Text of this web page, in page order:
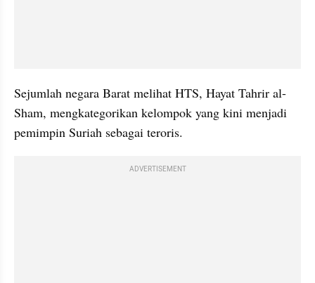
Sejumlah negara Barat melihat HTS, Hayat Tahrir al-
Sham, mengkategorikan kelompok yang kini menjadi
pemimpin Suriah sebagai teroris.
ADVERTISEMENT